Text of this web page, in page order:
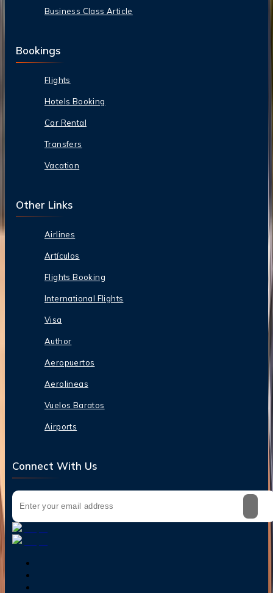
Business Class Article
Bookings
Flights
Hotels Booking
Car Rental
Transfers
Vacation
Other Links
Airlines
Artículos
Flights Booking
International Flights
Visa
Author
Aeropuertos
Aerolineas
Vuelos Baratos
Airports
Connect With Us